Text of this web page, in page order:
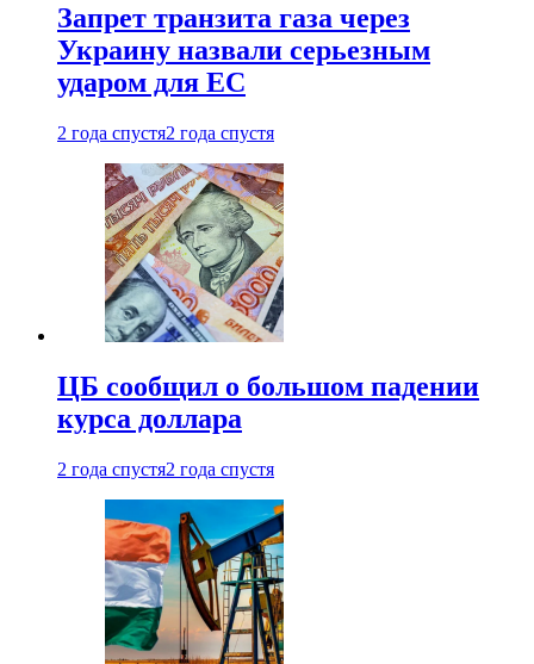
Запрет транзита газа через
Украину назвали серьезным
ударом для ЕС
2 года спустя2 года спустя
ЦБ сообщил о большом падении
курса доллара
2 года спустя2 года спустя